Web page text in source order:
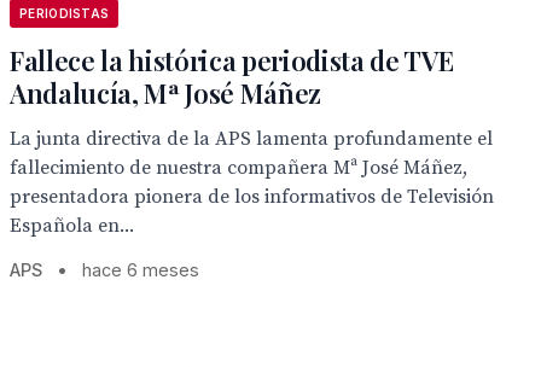
PERIODISTAS
Fallece la histórica periodista de TVE
Andalucía, Mª José Máñez
La junta directiva de la APS lamenta profundamente el
fallecimiento de nuestra compañera Mª José Máñez,
presentadora pionera de los informativos de Televisión
Española en...
APS • hace 6 meses